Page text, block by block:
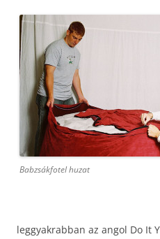
Babzsákfotel huzat
leggyakrabban az angol Do It